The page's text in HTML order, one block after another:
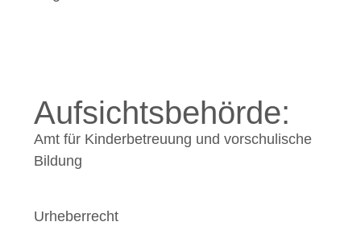
Aufsichtsbehörde:
Amt für Kinderbetreuung und vorschulische
Bildung
Urheberrecht